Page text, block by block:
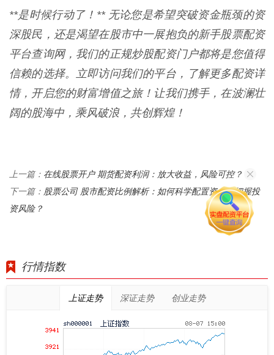
**是时候行动了！** 无论您是希望突破资金瓶颈的资
深股民，还是渴望在股市中一展抱负的新手股票配资
平台查询网，我们的正规炒股配资门户都将是您值得
信赖的选择。立即访问我们的平台，了解更多配资详
情，开启您的财富增值之旅！让我们携手，在波澜壮
阔的股海中，乘风破浪，共创辉煌！
上一篇： 在线股票开户 期货配资利润：放大收益，风险可控？
下一篇： 股票公司 股市配资比例解析：如何科学配置资金，把握投
资风险？
行情指数
上证走势 深证走势 创业走势